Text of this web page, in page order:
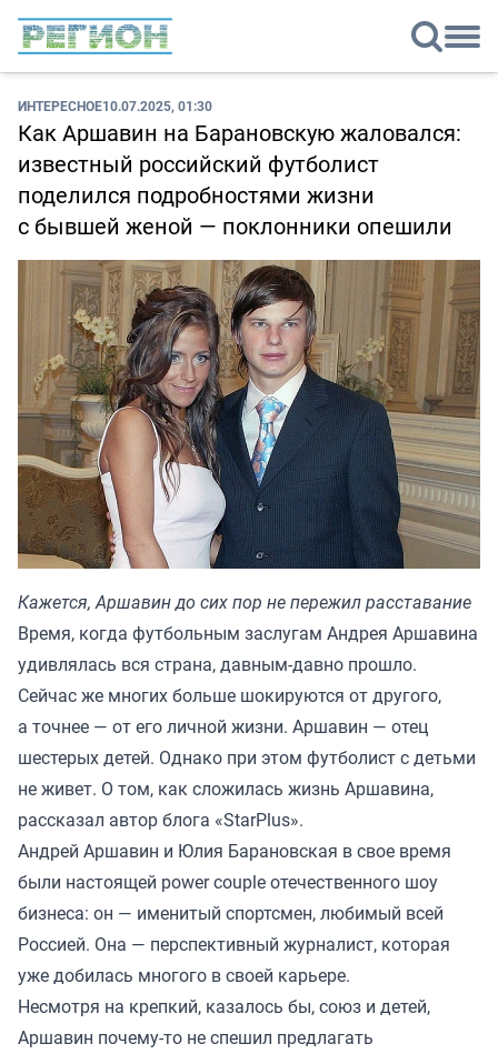
ИНТЕРЕСНОЕ10.07.2025, 01:30
Как Аршавин на Барановскую жаловался:
известный российский футболист
поделился подробностями жизни
с бывшей женой — поклонники опешили
Кажется, Аршавин до сих пор не пережил расставание
Время, когда футбольным заслугам Андрея Аршавина
удивлялась вся страна, давным-давно прошло.
Сейчас же многих больше шокируются от другого,
а точнее — от его личной жизни. Аршавин — отец
шестерых детей. Однако при этом футболист с детьми
не живет. О том, как сложилась жизнь Аршавина,
рассказал автор блога «StarPlus».
Андрей Аршавин и Юлия Барановская в свое время
были настоящей power couple отечественного шоу
бизнеса: он — именитый спортсмен, любимый всей
Россией. Она — перспективный журналист, которая
уже добилась многого в своей карьере.
Несмотря на крепкий, казалось бы, союз и детей,
Аршавин почему-то не спешил предлагать